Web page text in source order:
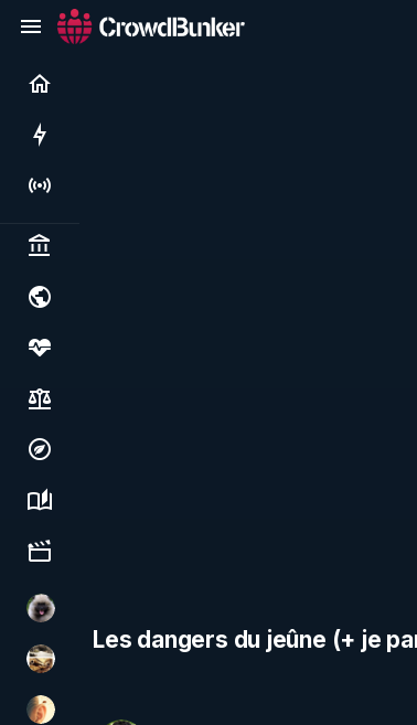
Live
Politics & institutions
Society, justice & freedoms
Economy, environment & technology
Science, history & spirituality
Culture, media & entertainment
Priscane
patatrak
La Puce à l'oreille
Les dangers du jeûne (+ je